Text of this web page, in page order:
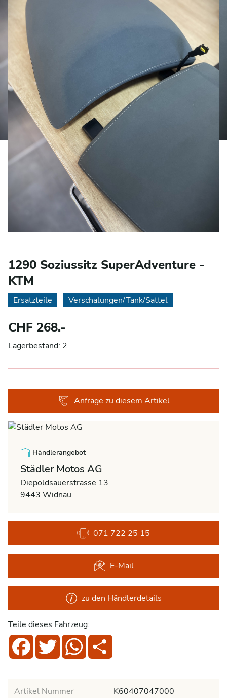
1290 Soziussitz SuperAdventure -
KTM
Ersatzteile Verschalungen/Tank/Sattel
CHF 268.-
Lagerbestand: 2
Anfrage zu diesem Artikel
Händlerangebot
Städler Motos AG
Diepoldsauerstrasse 13
9443 Widnau
071 722 25 15
E-Mail
zu den Händlerdetails
Teile dieses Fahrzeug:
FacebookTwitterWhatsApp
Artikel Nummer K60407047000